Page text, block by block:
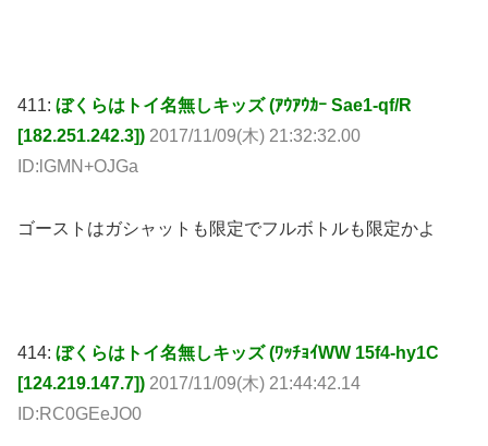
411: ぼくらはトイ名無しキッズ (ｱｳｱｳｶｰ Sae1-qf/R
[182.251.242.3]) 2017/11/09(木) 21:32:32.00
ID:lGMN+OJGa
ゴーストはガシャットも限定でフルボトルも限定かよ
414: ぼくらはトイ名無しキッズ (ﾜｯﾁｮｲWW 15f4-hy1C
[124.219.147.7]) 2017/11/09(木) 21:44:42.14
ID:RC0GEeJO0